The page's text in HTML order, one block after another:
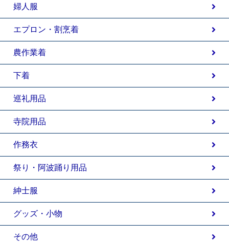
婦人服
エプロン・割烹着
農作業着
下着
巡礼用品
寺院用品
作務衣
祭り・阿波踊り用品
紳士服
グッズ・小物
その他